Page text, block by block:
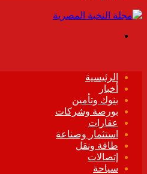
الرئيسية
أخبار
بنوك وتأمين
بورصة وشركات
عقارات
استثمار وصناعة
طاقة ونقل
إتصالات
سياحة